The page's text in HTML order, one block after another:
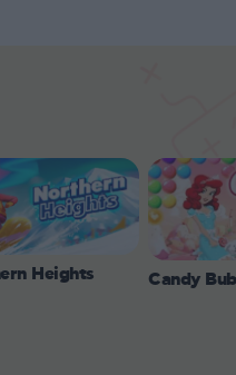
Heights Candy